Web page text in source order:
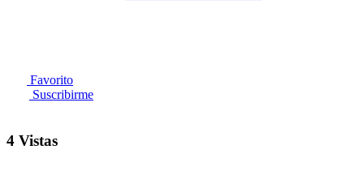
Favorito
Suscribirme
4 Vistas